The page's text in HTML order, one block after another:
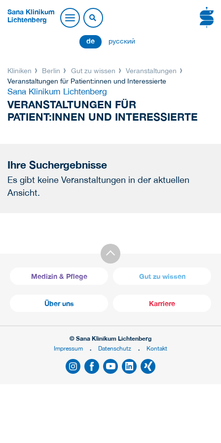
Sana Klinikum
Lichtenberg
de русский
Kliniken Berlin Gut zu wissen
Veranstaltungen
Veranstaltungen für Patient:innen und Interessierte
Sana Klinikum Lichtenberg
VERANSTALTUNGEN FÜR
PATIENT:INNEN UND INTERESSIERTE
Ihre Suchergebnisse
Es gibt keine Veranstaltungen in der aktuellen
Ansicht.
Medizin & Pflege Gut zu wissen
Über uns Karriere
© Sana Klinikum Lichtenberg
Impressum
Datenschutz Kontakt